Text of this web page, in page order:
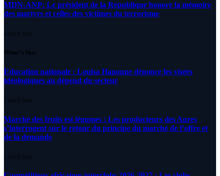
MDN-ANP: Le président de la République honore la mémoire
des martyrs et celles des victimes du terrorisme
4 AOÛT 2026
What's Hot
Education nationale : Louisa Hanoune dénonce les visées
idéologiques au dépend du secteur
7 AOÛT 2026
Marché des fruits est légumes : Les producteurs des Aures
s’interrogent sur le retour du principe du marché de l’offre et
de la demande
6 AOÛT 2026